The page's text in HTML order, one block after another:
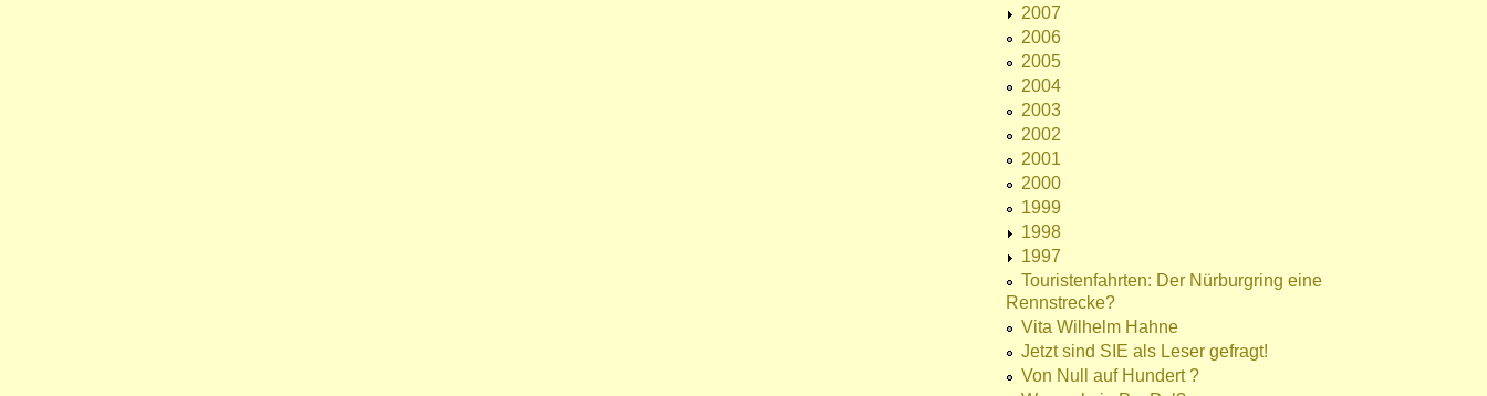
2007
2006
2005
2004
2003
2002
2001
2000
1999
1998
1997
Touristenfahrten: Der Nürburgring eine
Rennstrecke?
Vita Wilhelm Hahne
Jetzt sind SIE als Leser gefragt!
Von Null auf Hundert ?